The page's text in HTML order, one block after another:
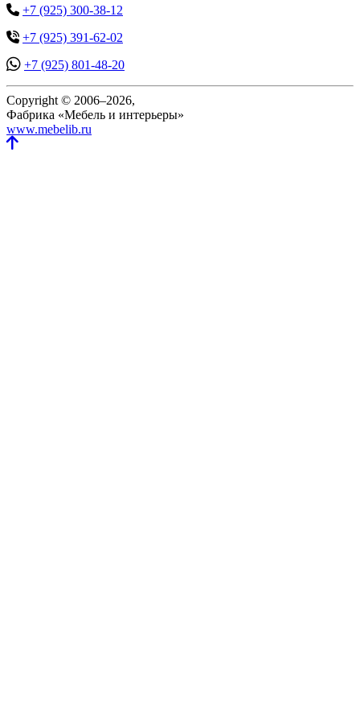
+7 (925) 300-38-12
+7 (925) 391-62-02
+7 (925) 801-48-20
Copyright © 2006–2026,
Фабрика «Мебель и интерьеры»
www.mebelib.ru